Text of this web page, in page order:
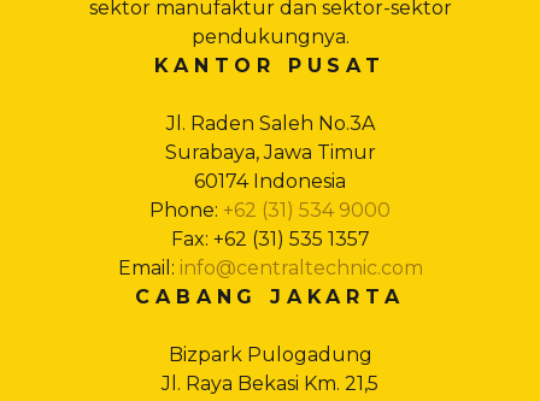
sektor manufaktur dan sektor-sektor
pendukungnya.
KANTOR PUSAT
Jl. Raden Saleh No.3A
Surabaya, Jawa Timur
60174 Indonesia
Phone: +62 (31) 534 9000
Fax: +62 (31) 535 1357
Email: info@centraltechnic.com
CABANG JAKARTA
Bizpark Pulogadung
Jl. Raya Bekasi Km. 21,5